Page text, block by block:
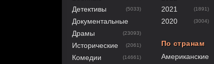
Детективы (5033)
Документальные
Драмы
(23093)
Исторические (2061)
Комедии (14661)
2021 (1891)
2020 (3004)
По странам
Американские